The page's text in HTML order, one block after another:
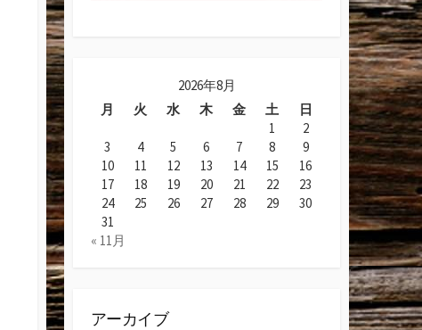
2026年8月
月
火 水 木 金 土
日
1
2
3
4 5 6 7 8
9
10
11 12 13 14 15
16
17
18 19 20 21 22
23
24
25 26 27 28 29
30
31
« 11月
アーカイブ